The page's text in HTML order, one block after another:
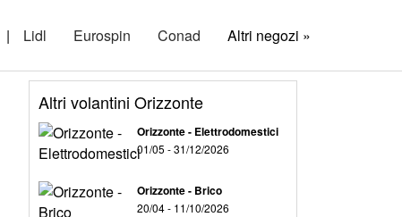
| Lidl Eurospin Conad Altri negozi »
Altri volantini Orizzonte
Orizzonte - Elettrodomestici
01/05 - 31/12/2026
Orizzonte - Brico
20/04 - 11/10/2026